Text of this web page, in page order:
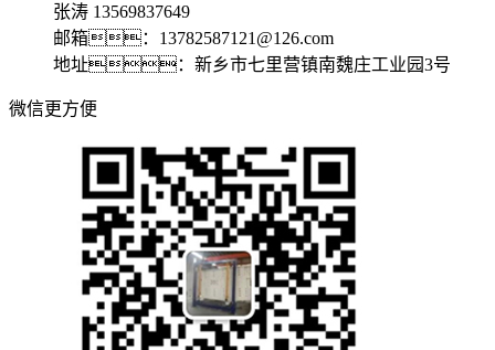
张涛 13569837649
邮箱：13782587121@126.com
地址：新乡市七里营镇南魏庄工业园3号
微信更方便